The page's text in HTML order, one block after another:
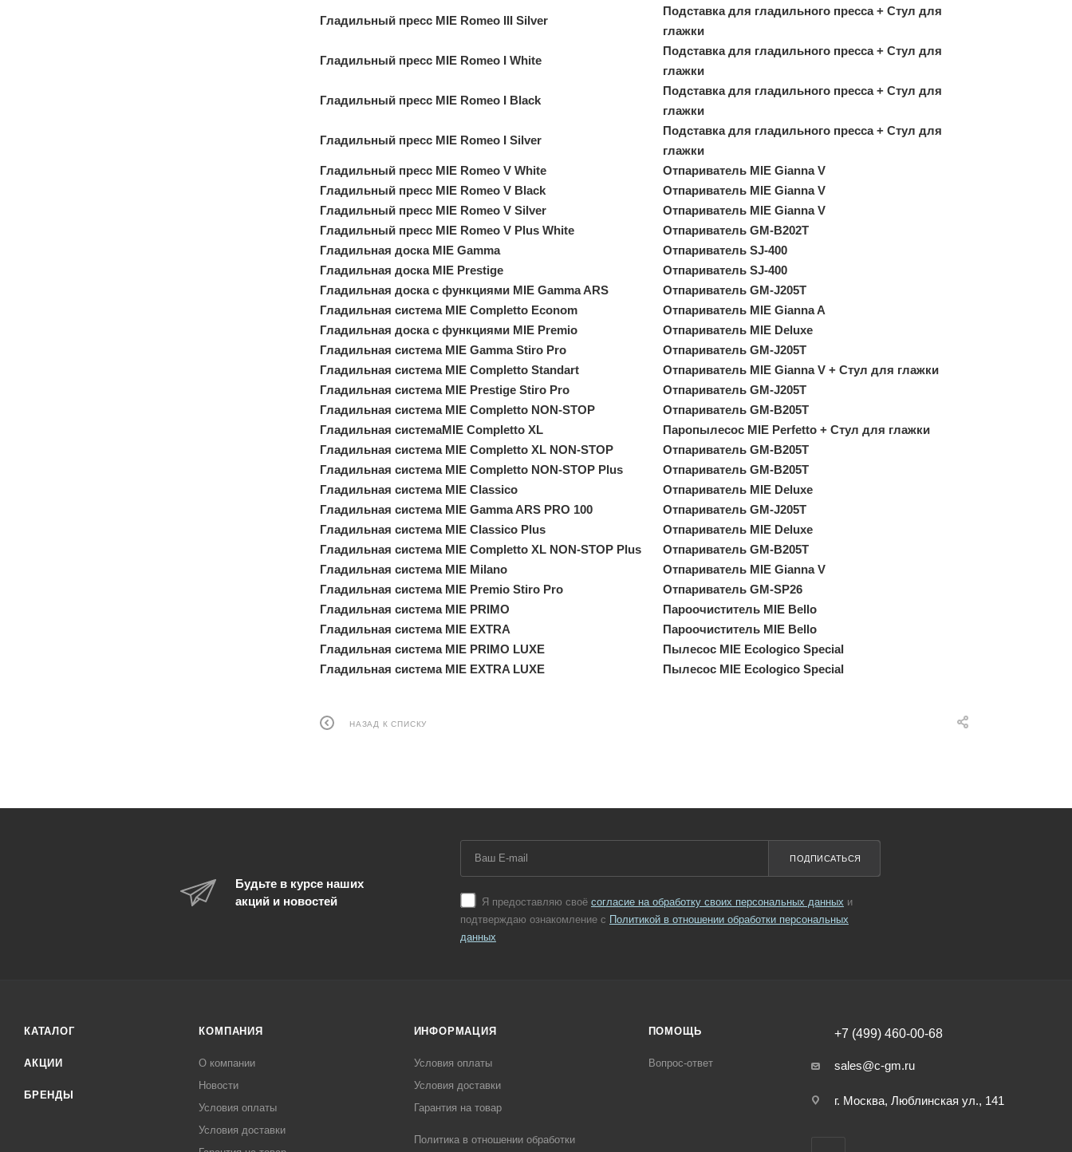
Гладильный пресс MIE Romeo III Silver
Подставка для гладильного пресса + Стул для
глажки
Гладильный пресс MIE Romeo I White
Подставка для гладильного пресса + Стул для
глажки
Гладильный пресс MIE Romeo I Black
Подставка для гладильного пресса + Стул для
глажки
Гладильный пресс MIE Romeo I Silver
Подставка для гладильного пресса + Стул для
глажки
Гладильный пресс MIE Romeo V White
Отпариватель MIE Gianna V
Гладильный пресс MIE Romeo V Black
Отпариватель MIE Gianna V
Гладильный пресс MIE Romeo V Silver
Отпариватель MIE Gianna V
Гладильный пресс MIE Romeo V Plus White
Отпариватель GM-B202T
Гладильная доска MIE Gamma
Отпариватель SJ-400
Гладильная доска MIE Prestige
Отпариватель SJ-400
Гладильная доска с функциями MIE Gamma ARS
Отпариватель GM-J205T
Гладильная система MIE Completto Econom
Отпариватель MIE Gianna A
Гладильная доска с функциями MIE Premio
Отпариватель MIE Deluxe
Гладильная система MIE Gamma Stiro Pro
Отпариватель GM-J205T
Гладильная система MIE Completto Standart
Отпариватель MIE Gianna V + Стул для глажки
Гладильная система MIE Prestige Stiro Pro
Отпариватель GM-J205T
Гладильная система MIE Completto NON-STOP
Отпариватель GM-B205T
Гладильная системаMIE Completto XL
Паропылесос MIE Perfetto + Стул для глажки
Гладильная система MIE Completto XL NON-STOP
Отпариватель GM-B205T
Гладильная система MIE Completto NON-STOP Plus
Отпариватель GM-B205T
Гладильная система MIE Classico
Отпариватель MIE Deluxe
Гладильная система MIE Gamma ARS PRO 100
Отпариватель GM-J205T
Гладильная система MIE Classico Plus
Отпариватель MIE Deluxe
Гладильная система MIE Completto XL NON-STOP Plus
Отпариватель GM-B205T
Гладильная система MIE Milano
Отпариватель MIE Gianna V
Гладильная система MIE Premio Stiro Pro
Отпариватель GM-SP26
Гладильная система MIE PRIMO
Пароочиститель MIE Bello
Гладильная система MIE EXTRA
Пароочиститель MIE Bello
Гладильная система MIE PRIMO LUXE
Пылесос MIE Ecologico Special
Гладильная система MIE EXTRA LUXE
Пылесос MIE Ecologico Special
НАЗАД К СПИСКУ
Будьте в курсе наших
акций и новостей
Я предоставляю своё согласие на обработку своих персональных данных и
подтверждаю ознакомление с Политикой в отношении обработки персональных
данных
ПОДПИСАТЬСЯ
КАТАЛОГ
АКЦИИ
БРЕНДЫ
КОМПАНИЯ
О компании
Новости
Условия оплаты
Условия доставки
ИНФОРМАЦИЯ
Условия оплаты
Условия доставки
Гарантия на товар
Политика в отношении обработки
ПОМОЩЬ
Вопрос-ответ
+7 (499) 460-00-68
sales@c-gm.ru
г. Москва, Люблинская ул., 141